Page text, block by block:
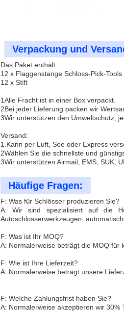
Verpackung und
Das Paket enthält:
12 x Flaggenstange Schloss-Pick-Tools
12 x Stift
1Alle Fracht ist in einer Box verpackt.
2Bei jeder Lieferung packen wir
3Wir unterstützen den Umweltschutz,
Versand:
1.Kann per Luft, See oder Express
2Wählen Sie die schnellste und
3Wir unterstützen Airmail, EMS, SUK,
Häufige Fragen:
F: Was für Schlösser produzieren Sie?
A: Wir sind spezialisiert auf die
Autoschlosserwerkzeugen,
F: Was ist Ihr MOQ?
A: Normalerweise beträgt die MOQ für
F: Wie ist Ihre Lieferzeit?
A: Normalerweise beträgt unsere
F: Welche Zahlungsfrist haben Sie?
A: Normalerweise akzeptieren wir 30%